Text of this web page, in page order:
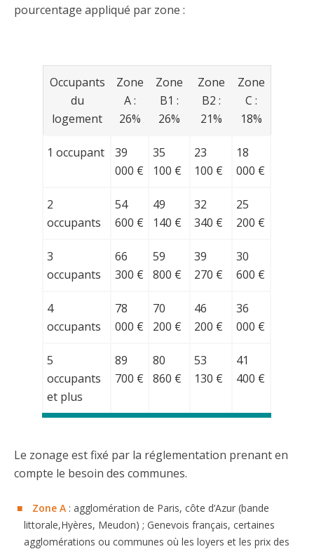
pourcentage appliqué par zone :
Occupants
du
logement
Zone
A :
26%
Zone
B1 :
26%
Zone
B2 :
21%
Zone
C :
18%
1 occupant
39
000 €
35
100 €
23
100 €
18
000 €
2
occupants
54
600 €
49
140 €
32
340 €
25
200 €
3
occupants
66
300 €
59
800 €
39
270 €
30
600 €
4
occupants
78
000 €
70
200 €
46
200 €
36
000 €
5
occupants
et plus
89
700 €
80
860 €
53
130 €
41
400 €
Le zonage est fixé par la réglementation prenant en
compte le besoin des communes.
Zone A : agglomération de Paris, côte d’Azur (bande
littorale,Hyères, Meudon) ; Genevois français, certaines
agglomérations ou communes où les loyers et les prix des